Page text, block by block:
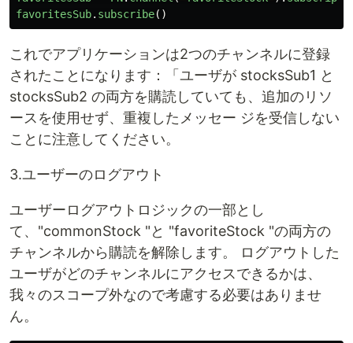
favoritesSub. subscribe()
これでアプリケーションは2つのチャンネルに登録
されたことになります：「ユーザが stocksSub1 と
stocksSub2 の両方を購読していても、追加のリソ
ースを使用せず、重複したメッセー ジを受信しない
ことに注意してください。
3.ユーザーのログアウト
ユーザーログアウトロジックの一部とし
て、"commonStock "と "favoriteStock "の両方の
チャンネルから購読を解除します。 ログアウトした
ユーザがどのチャンネルにアクセスできるかは、
我々のスコープ外なので考慮する必要はありませ
ん。